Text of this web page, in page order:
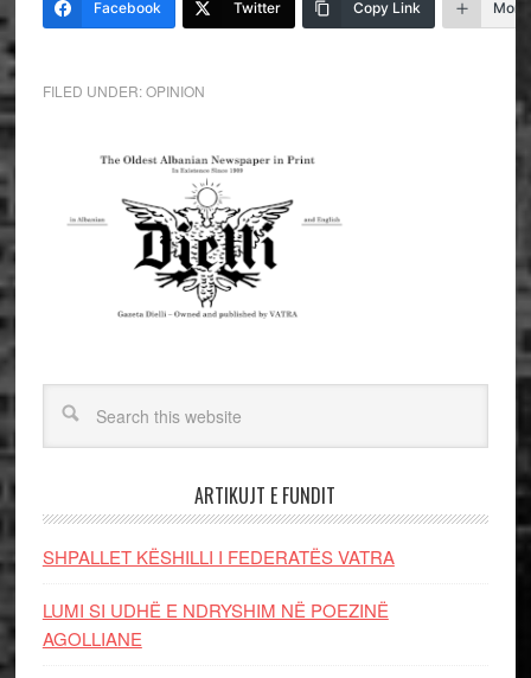
Facebook Twitter Copy Link More
FILED UNDER:OPINION
ARTIKUJT E FUNDIT
SHPALLET KËSHILLI I FEDERATËS VATRA
LUMI SI UDHË E NDRYSHIM NË POEZINË
AGOLLIANE